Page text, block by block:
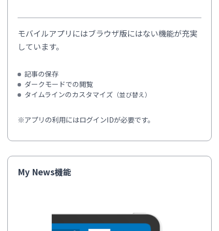
モバイルアプリにはブラウザ版にはない機能が充実
しています。
記事の保存
ダークモードでの閲覧
タイムラインのカスタマイズ （並び替え）
※アプリの利用にはログインIDが必要です。
My News機能